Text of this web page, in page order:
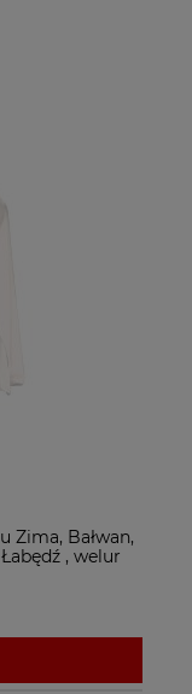
Zima, Bałwan,
, welur